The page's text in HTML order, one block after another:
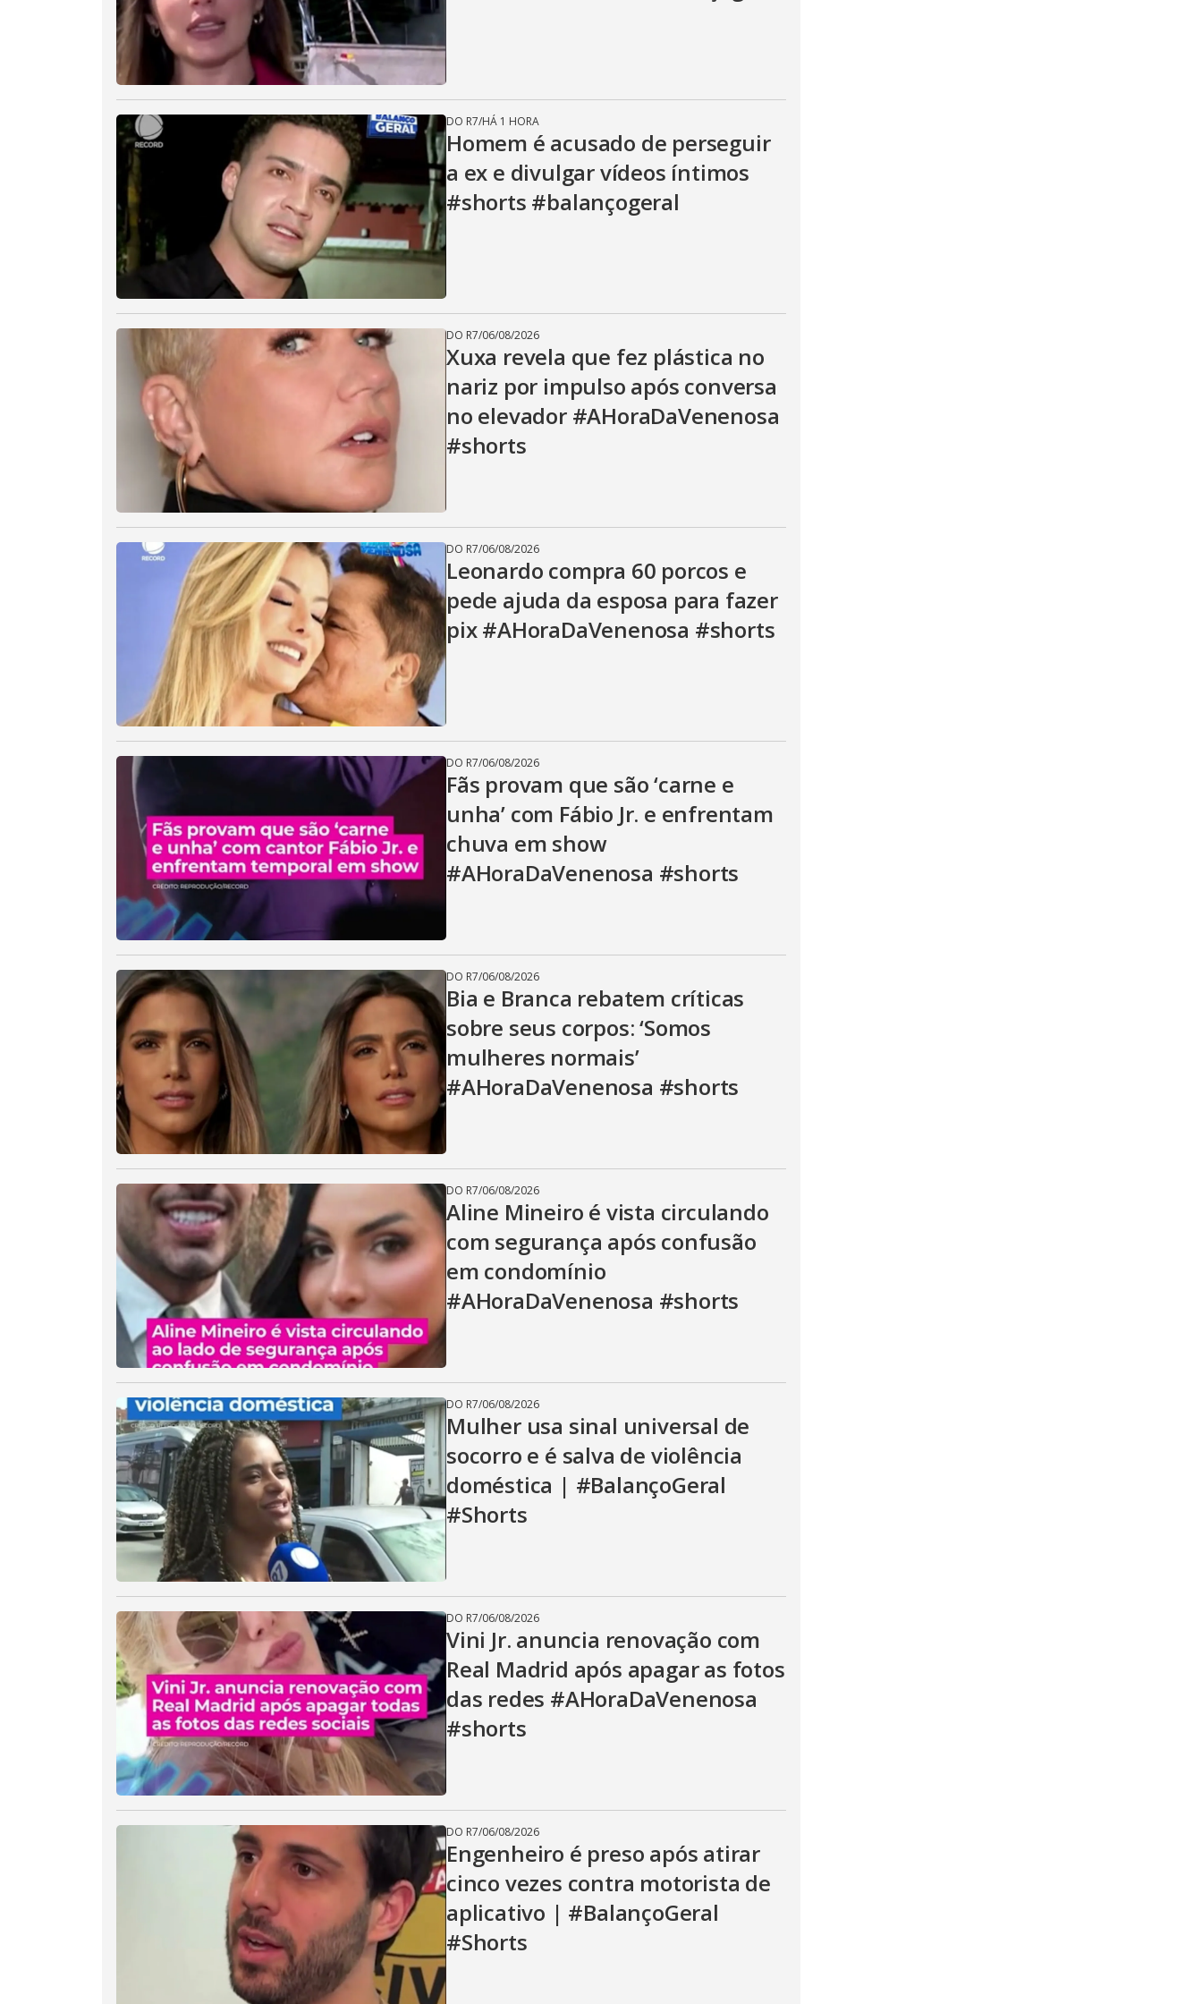
i
d
e
o
DO R7/HÁ 1 HORA
Homem é acusado de perseguir
a ex e divulgar vídeos íntimos
#shorts #balançogeral
DO R7/06/08/2026
Xuxa revela que fez plástica no
nariz por impulso após conversa
no elevador #AHoraDaVenenosa
#shorts
DO R7/06/08/2026
Leonardo compra 60 porcos e
pede ajuda da esposa para fazer
pix #AHoraDaVenenosa #shorts
DO R7/06/08/2026
Fãs provam que são ‘carne e
unha’ com Fábio Jr. e enfrentam
chuva em show
#AHoraDaVenenosa #shorts
DO R7/06/08/2026
Bia e Branca rebatem críticas
sobre seus corpos: ‘Somos
mulheres normais’
#AHoraDaVenenosa #shorts
DO R7/06/08/2026
Aline Mineiro é vista circulando
com segurança após confusão
em condomínio
#AHoraDaVenenosa #shorts
DO R7/06/08/2026
Mulher usa sinal universal de
socorro e é salva de violência
doméstica | #BalançoGeral
#Shorts
DO R7/06/08/2026
Vini Jr. anuncia renovação com
Real Madrid após apagar as fotos
das redes #AHoraDaVenenosa
#shorts
DO R7/06/08/2026
Engenheiro é preso após atirar
cinco vezes contra motorista de
aplicativo | #BalançoGeral
#Shorts